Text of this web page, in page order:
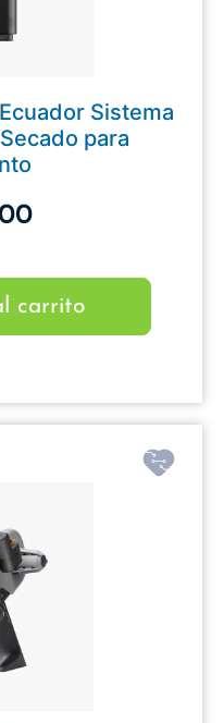
Sistema
para
carrito